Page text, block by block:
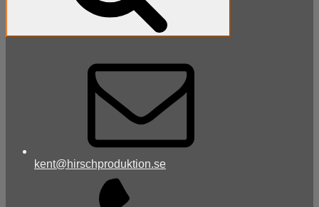
kent@hirschproduktion.se